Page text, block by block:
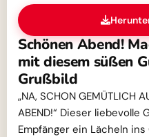
Schönen Abend!
mit diesem süßen
Grußbild
„NA, SCHON GEMÜTLICH
ABEND!“ Dieser liebevolle
Empfänger ein Lächeln